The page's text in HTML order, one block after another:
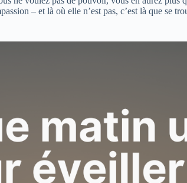
– et là où elle n’est pas, c’est là que